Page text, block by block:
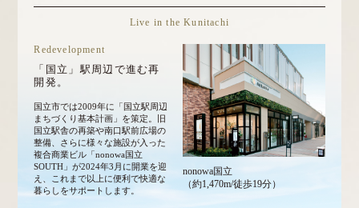
Live in the Kunitachi
Redevelopment
「国立」駅周辺で進む再
開発。
国立市では2009年に「国立駅周辺
まちづくり基本計画」を策定。旧
国立駅舎の再築や南口駅前広場の
整備、さらに様々な施設が入った
複合商業ビル「nonowa国立
SOUTH」が2024年3月に開業を迎
え、これまで以上に便利で快適な
暮らしをサポートします。
nonowa国立
（約1,470m/徒歩19分）